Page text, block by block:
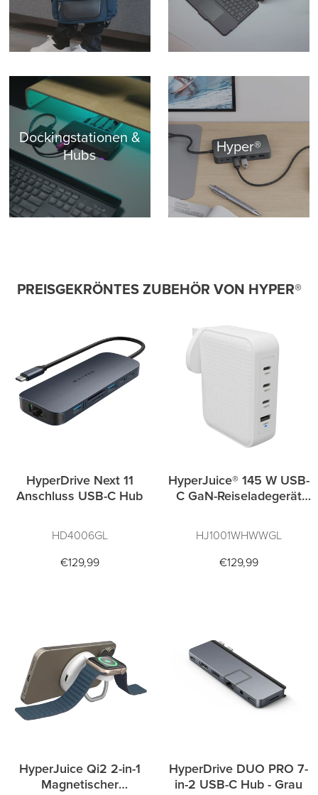
Dockingstationen &
Hubs
Hyper®
PREISGEKRÖNTES ZUBEHÖR VON HYPER®
HyperDrive Next 11
Anschluss USB-C Hub
HD4006GL
€129,99
HyperJuice® 145 W USB-
C GaN-Reiseladegerät
Weiß
HJ1001WHWWGL
€129,99
HyperJuice Qi2 2-in-1
Magnetischer
HyperDrive DUO PRO 7-
in-2 USB-C Hub - Grau